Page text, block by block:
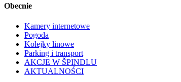
Obecnie
Kamery internetowe
Pogoda
Kolejky linowe
Parking i transport
AKCJE W ŠPINDLU
AKTUALNOŚCI